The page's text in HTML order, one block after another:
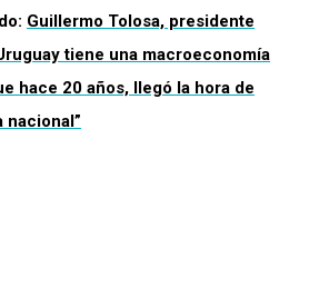
Guillermo Tolosa, presidente
tiene una macroeconomía
hace 20 años, llegó la hora de
nacional”